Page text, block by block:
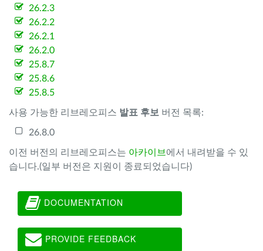
26.2.3
26.2.2
26.2.1
26.2.0
25.8.7
25.8.6
25.8.5
사용 가능한 리브레오피스 발표 후보 버전 목록:
26.8.0
이전 버전의 리브레오피스는 아카이브 에서 내려받을 수 있
습니다.(일부 버전은 지원이 종료되었습니다)
DOCUMENTATION
PROVIDE FEEDBACK